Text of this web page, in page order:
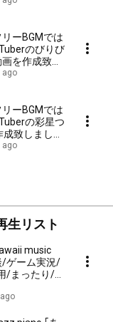
リーBGMでは
のびりび
を作成致し
ago
リーBGMでは
の彩星つ
致しました
ago
生リスト
music
/ゲーム実況/
/まったり/ほ